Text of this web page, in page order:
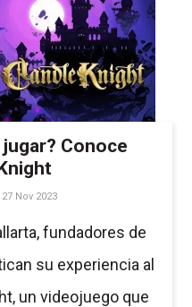
Conoce
27 Nov 2023
fundadores de
su experiencia al
un videojuego que